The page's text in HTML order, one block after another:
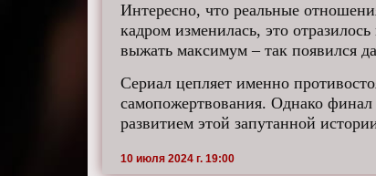
Интересно, что реальные
кадром изменилась, это
выжать максимум – так появился
Сериал цепляет именно
самопожертвования. Однако финал
развитием этой запутанной
10 июля 2024 г. 19:00